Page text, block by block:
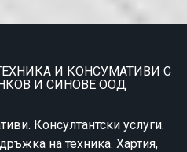
ТЕХНИКА И КОНСУМАТИВИ С
И СИНОВЕ ООД
Консултантски услуги.
на техника. Хартия,